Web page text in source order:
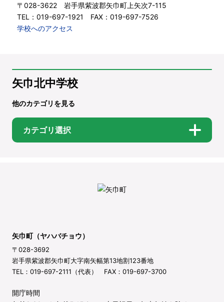
〒028-3622 岩手県紫波郡矢巾町上矢次7-115
TEL：019-697-1921 FAX：019-697-7526
学校へのアクセス
矢巾北中学校
他のカテゴリを見る
カテゴリ選択
矢巾町（ヤハバチョウ）
〒028-3692
岩手県紫波郡矢巾町大字南矢幅第13地割123番地
TEL：019-697-2111（代表） FAX：019-697-3700
開庁時間